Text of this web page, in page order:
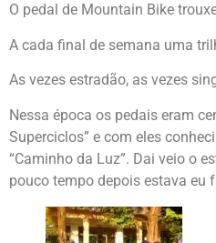
O pedal de Mountain Bike
A cada final de semana uma
As vezes estradão, as vezes
Nessa época os pedais eram
Superciclos” e com eles
“Caminho da Luz”. Dai veio o
pouco tempo depois estava eu